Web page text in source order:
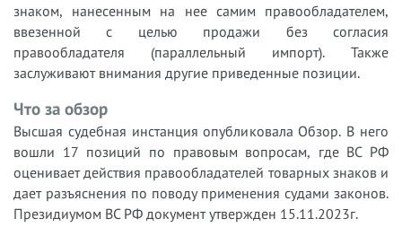
знаком, нанесенным на нее самим правообладателем,
ввезенной с целью продажи без согласия
правообладателя (параллельный импорт). Также
заслуживают внимания другие приведенные позиции.
Что за обзор
Высшая судебная инстанция опубликовала Обзор. В него
вошли 17 позиций по правовым вопросам, где ВС РФ
оценивает действия правообладателей товарных знаков и
дает разъяснения по поводу применения судами законов.
Президиумом ВС РФ документ утвержден 15.11.2023г.